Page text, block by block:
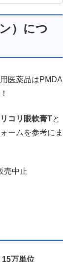
）につ
医薬品はPMDA
コリ眼軟膏Tと
ームを参考にま
売中止
15万単位